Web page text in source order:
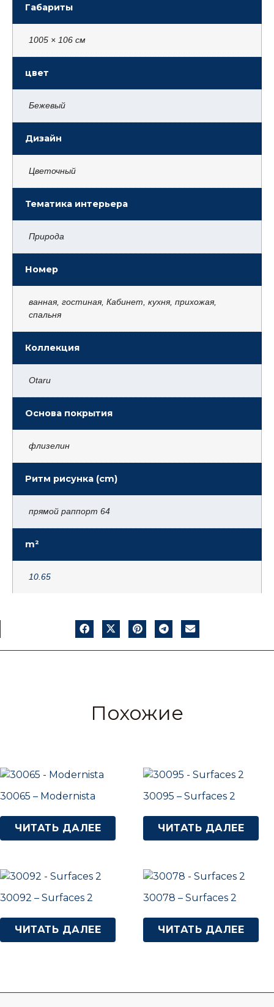
Габариты
1005 × 106 см
цвет
Бежевый
Дизайн
Цветочный
Тематика интерьера
Природа
Номер
ванная, гостиная, Кабинет, кухня, прихожая,
спальня
Коллекция
Otaru
Основа покрытия
флизелин
Ритм рисунка (cm)
прямой раппорт 64
m²
10.65
Похожие
30065 – Modernista
ЧИТАТЬ ДАЛЕЕ
30095 – Surfaces 2
ЧИТАТЬ ДАЛЕЕ
30092 – Surfaces 2
ЧИТАТЬ ДАЛЕЕ
30078 – Surfaces 2
ЧИТАТЬ ДАЛЕЕ